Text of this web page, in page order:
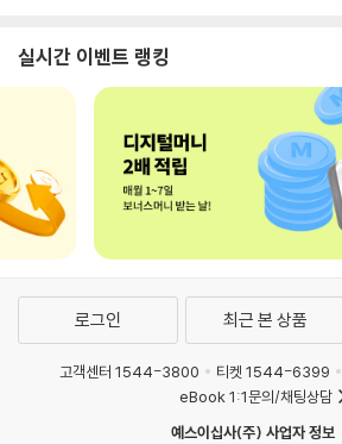
실시간 이벤트 랭킹
로그인 최근 본 상품
고객센터 1544-3800 티켓 1544-6399
eBook 1:1문의/채팅상담
예스이십사(주) 사업자 정보